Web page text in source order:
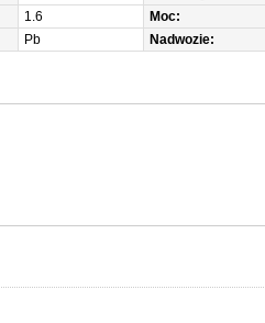
1.6 Moc:
Pb Nadwozie: